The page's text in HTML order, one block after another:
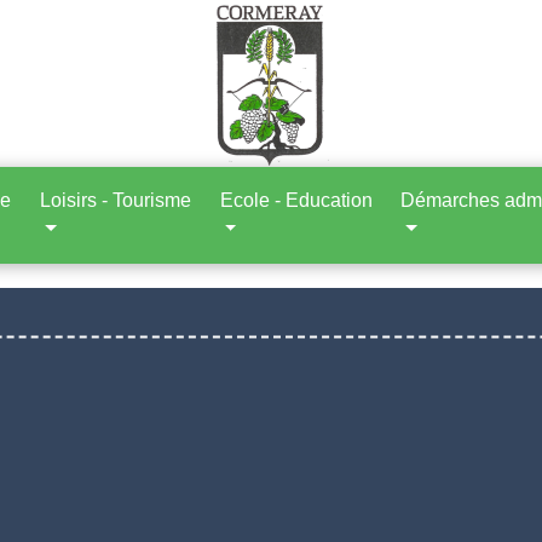
Loisirs - Tourisme Ecole - Education Démarches